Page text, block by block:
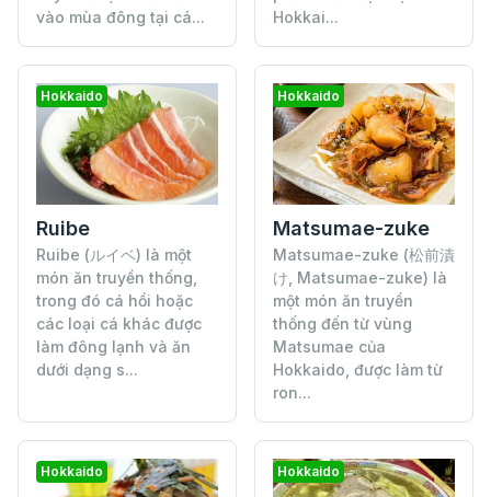
vào mùa đông tại cá...
Hokkai...
Hokkaido
Ruibe
Ruibe (ルイベ) là một
món ăn truyền thống,
trong đó cá hồi hoặc
các loại cá khác được
làm đông lạnh và ăn
dưới dạng s...
Hokkaido
Matsumae-zuke
Matsumae-zuke (松前漬
け, Matsumae-zuke) là
một món ăn truyền
thống đến từ vùng
Matsumae của
Hokkaido, được làm từ
ron...
Hokkaido Hokkaido